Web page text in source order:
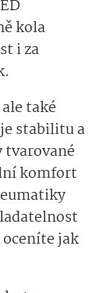
kola
i za
také
stabilitu a
komfort
jak